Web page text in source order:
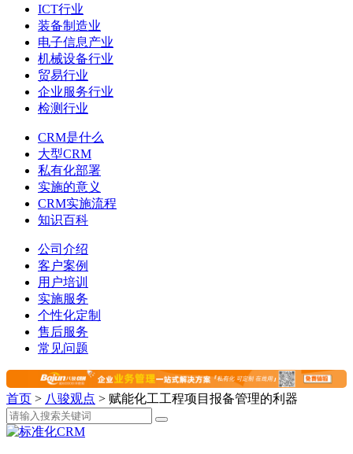
ICT行业
装备制造业
电子信息产业
机械设备行业
贸易行业
企业服务行业
检测行业
CRM是什么
大型CRM
私有化部署
实施的意义
CRM实施流程
知识百科
公司介绍
客户案例
用户培训
实施服务
个性化定制
售后服务
常见问题
首页 > 八骏观点 > 赋能化工工程项目报备管理的利器